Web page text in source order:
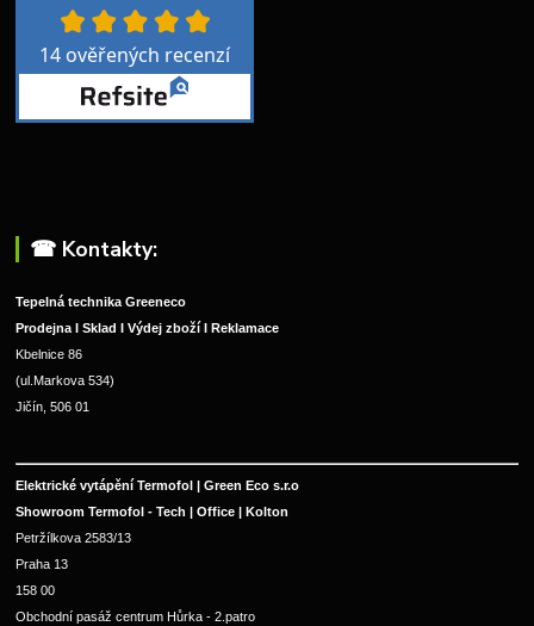
☎︎ Kontakty:
Tepelná technika Greeneco
Prodejna I Sklad I Výdej zboží I Reklamace
Kbelnice 86
(ul.Markova 534)
Jičín, 506 01
Elektrické vytápění Termofol | Green Eco s.r.o
Showroom Termofol - Tech | Office | Kolton
Petržílkova 2583/13
Praha 13
158 00
Obchodní pasáž centrum Hůrka - 2.patro